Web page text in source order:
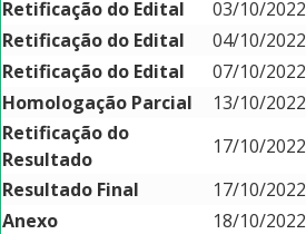
Retificação do Edital
03/10/2022
Retificação do Edital
04/10/2022
Retificação do Edital
07/10/2022
Homologação Parcial
13/10/2022
Retificação do
Resultado
17/10/2022
Resultado Final
17/10/2022
Anexo
18/10/2022